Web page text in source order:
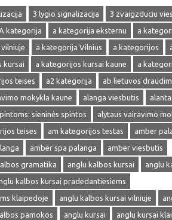
3 lygio signalizacija
3 zvaigzduciu
kategorija a kategorija eksternu
a
a kategorija Vilnius a kategorijos
kursai a kategorijos kursai kaune
a
teises a2 kategorija
ab lietuvos
mokykla kaune alanga viesbutis
sieninės spintos
alytaus vairavimo
teises am kategorijos testas
amber
amber spa palanga
amber viesbutis
gramatika anglu kalbos kursai
anglu
kalbos kursai pradedantiesiems
klaipedoje
anglu kalbos kursai vilniuje
pamokos anglu kursai anglu kursai